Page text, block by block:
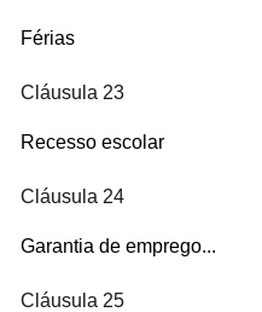
Férias
Cláusula 23
Recesso escolar
Cláusula 24
Garantia de emprego...
Cláusula 25